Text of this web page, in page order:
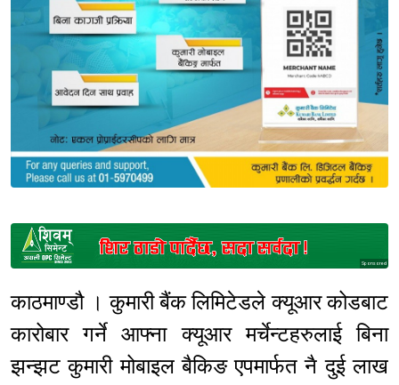
Sponsored
काठमाण्डौ । कुमारी बैंक लिमिटेडले क्यूआर कोडबाट
कारोबार गर्ने आफ्ना क्यूआर मर्चेन्टहरुलाई बिना
झन्झट कुमारी मोबाइल बैकिङ एपमार्फत नै दुई लाख